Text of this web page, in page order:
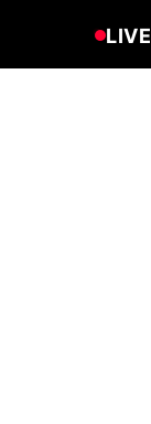
LIVE